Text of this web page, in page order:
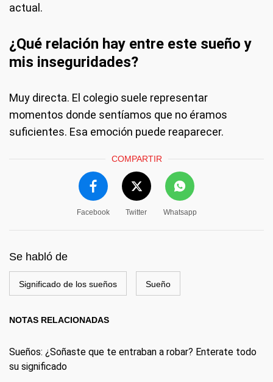
actual.
¿Qué relación hay entre este sueño y
mis inseguridades?
Muy directa. El colegio suele representar
momentos donde sentíamos que no éramos
suficientes. Esa emoción puede reaparecer.
COMPARTIR
Facebook Twitter Whatsapp
Se habló de
Significado de los sueños Sueño
NOTAS RELACIONADAS
Sueños: ¿Soñaste que te entraban a robar? Enterate todo
su significado